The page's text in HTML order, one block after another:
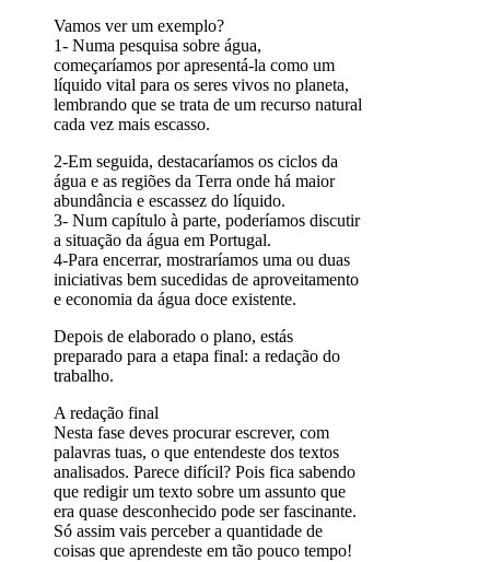
Vamos ver um exemplo?
1- Numa pesquisa sobre água,
começaríamos por apresentá-la como um
líquido vital para os seres vivos no planeta,
lembrando que se trata de um recurso natural
cada vez mais escasso.
2-Em seguida, destacaríamos os ciclos da
água e as regiões da Terra onde há maior
abundância e escassez do líquido.
3- Num capítulo à parte, poderíamos discutir
a situação da água em Portugal.
4-Para encerrar, mostraríamos uma ou duas
iniciativas bem sucedidas de aproveitamento
e economia da água doce existente.
Depois de elaborado o plano, estás
preparado para a etapa final: a redação do
trabalho.
A redação final
Nesta fase deves procurar escrever, com
palavras tuas, o que entendeste dos textos
analisados. Parece difícil? Pois fica sabendo
que redigir um texto sobre um assunto que
era quase desconhecido pode ser fascinante.
Só assim vais perceber a quantidade de
coisas que aprendeste em tão pouco tempo!